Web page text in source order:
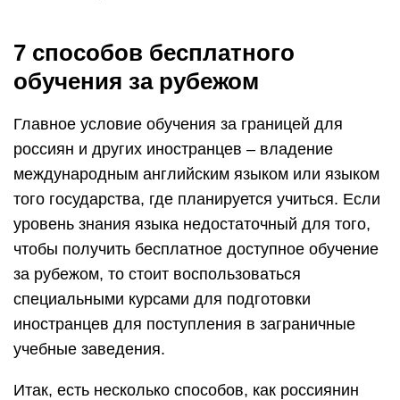
7 способов бесплатного
обучения за рубежом
Главное условие обучения за границей для
россиян и других иностранцев – владение
международным английским языком или языком
того государства, где планируется учиться. Если
уровень знания языка недостаточный для того,
чтобы получить бесплатное доступное обучение
за рубежом, то стоит воспользоваться
специальными курсами для подготовки
иностранцев для поступления в заграничные
учебные заведения.
Итак, есть несколько способов, как россиянин